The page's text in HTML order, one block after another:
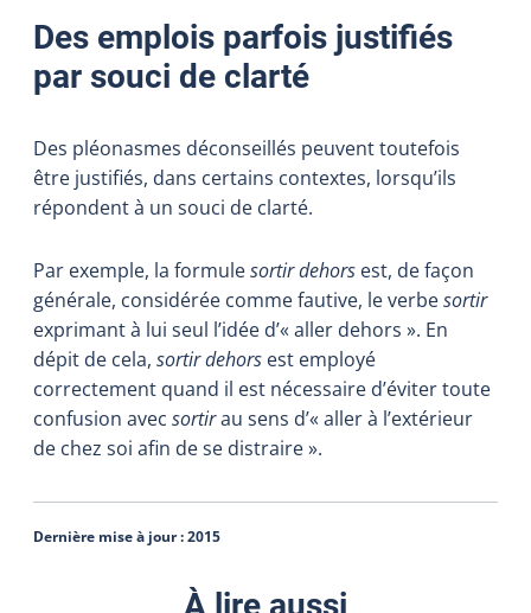
Des emplois parfois justifiés
par souci de clarté
Des pléonasmes déconseillés peuvent toutefois
être justifiés, dans certains contextes, lorsqu’ils
répondent à un souci de clarté.
Par exemple, la formulesortir dehors est, de façon
générale, considérée comme fautive, le verbesortir
exprimant à lui seul l’idée d’« aller dehors ». En
dépit de cela, sortir dehors est employé
correctement quand il est nécessaire d’éviter toute
confusion avec sortirau sens d’« aller à l’extérieur
de chez soi afin de se distraire ».
Dernière mise à jour :2015
À lire aussi